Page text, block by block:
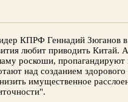
КПРФ Геннадий Зюганов в
любит приводить Китай.
роскоши, пропагандируют
над созданием
имущественное